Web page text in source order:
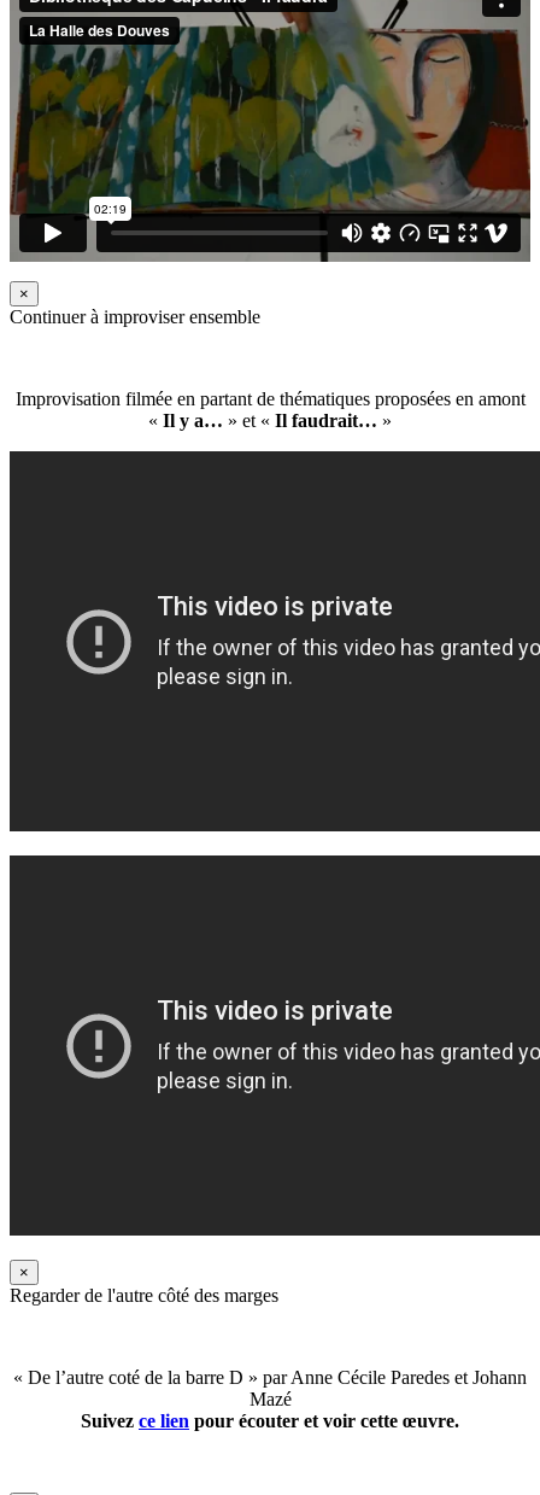
×
Continuer à improviser ensemble
Improvisation filmée en partant de thématiques proposées en amont
« Il y a… » et « Il faudrait… »
×
Regarder de l'autre côté des marges
« De l’autre coté de la barre D » par Anne Cécile Paredes et Johann
Mazé
Suivez ce lien pour écouter et voir cette œuvre.